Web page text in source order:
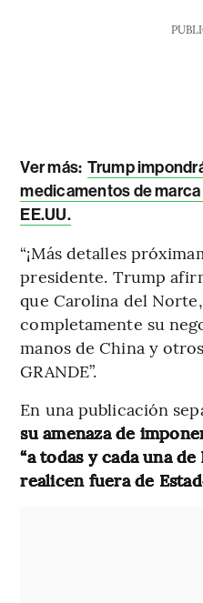
Ver más: Trump
medicamentos de
EE.UU.
“¡Más detalles
presidente. Trump
que Carolina del
completamente su
manos de China y
GRANDE”.
En una publicación
su amenaza de
“a todas y cada una
realicen fuera de